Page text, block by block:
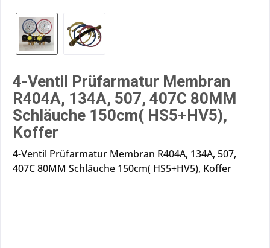
4-Ventil Prüfarmatur Membran
R404A, 134A, 507, 407C 80MM
Schläuche 150cm( HS5+HV5),
Koffer
4-Ventil Prüfarmatur Membran R404A, 134A, 507,
407C 80MM Schläuche 150cm( HS5+HV5), Koffer